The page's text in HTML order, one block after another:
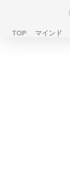
TOP マインド